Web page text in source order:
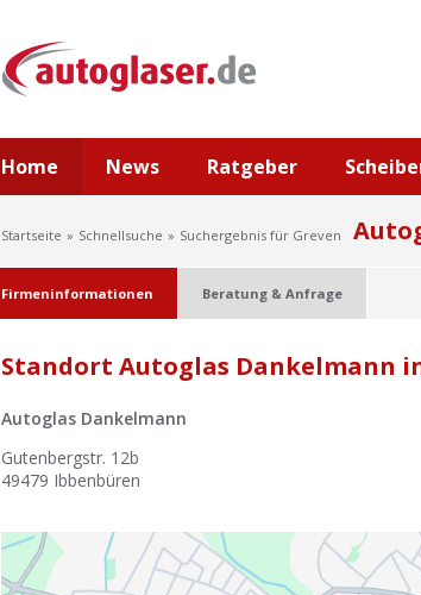
Home News Ratgeber
Startseite Schnellsuche Suchergebnis für Greven
Firmeninformationen Beratung & Anfrage
Standort Autoglas Dankelmann
Autoglas Dankelmann
Gutenbergstr. 12b
49479 Ibbenbüren